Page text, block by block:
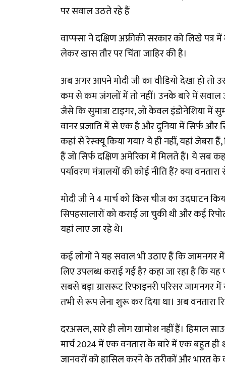
पर सवाल उठते रहे हैं
वाप्फ्सा ने दक्षिण अफ्रीकी सरकार को लिखे पत्र
लेकर खास तौर पर चिंता जाहिर की है।
अब अगर आपने मोदी जी का वीडियो देखा हो
कम से कम जंगलों में तो नहीं। उनके बारे में सवाल
जैसे कि सुमात्रा टाइगर, जो केवल इंडोनेशिया में
वानर प्रजाति में से एक है और दुनिया में सिर्फ और
कहां से रेस्क्यू किया गया? ये ही नहीं, यहां जेबरा
हैं जो सिर्फ दक्षिण अमेरिका में मिलते हैं। ये
पर्यावरण मंत्रालयों की कोई नीति हैं? क्या
मोदी जी ने 4 मार्च को किस चीज का उदघाटन
सिपहसालारों को कराई जा चुकी थी और कई
यहां लाए जा रहे थे।
कई लोगों ने यह सवाल भी उठाए हैं कि जामनगर
लिए उपलब्ध कराई गई है? कहा जा रहा है कि यह
सबसे बड़ा ग्रासरूट रिफाइनरी परिसर जामनगर
तभी से रूप लेना शुरू कर दिया था। अब वनतारा
दरअसल, सारे ही लोग खामोश नहीं हैं। हिमाल
मार्च 2024 में एक वनतारा के बारे में एक बहुत ही
जानवरों को हासिल करने के तरीकों और भारत